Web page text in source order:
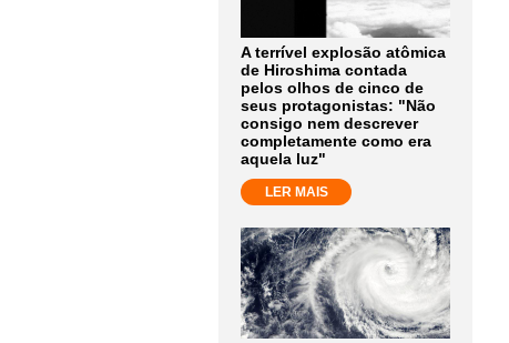
A terrível explosão atômica
de Hiroshima contada
pelos olhos de cinco de
seus protagonistas: "Não
consigo nem descrever
completamente como era
aquela luz"
LER MAIS